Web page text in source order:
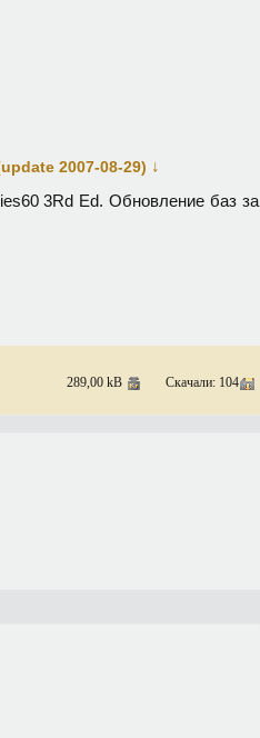
2007-08-29) ↓
3Rd Ed. Обновление баз за
289,00 kB Скачали: 104